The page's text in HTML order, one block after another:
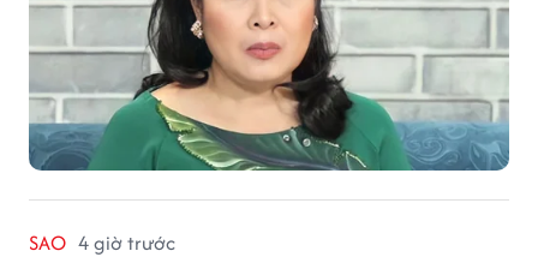
SAO 4 giờ trước